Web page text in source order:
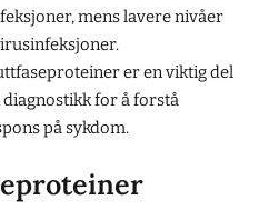
mens lavere nivåer
er en viktig del
for å forstå
på sykdom.